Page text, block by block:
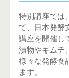
特別講座では
て、日本発酵
講座を開催し
漬物やキムチ
様々な発酵食
ます。